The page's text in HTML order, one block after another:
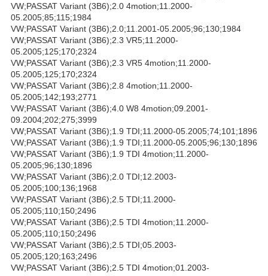
VW;PASSAT Variant (3B6);2.0 4motion;11.2000-
05.2005;85;115;1984
VW;PASSAT Variant (3B6);2.0;11.2001-05.2005;96;130;1984
VW;PASSAT Variant (3B6);2.3 VR5;11.2000-
05.2005;125;170;2324
VW;PASSAT Variant (3B6);2.3 VR5 4motion;11.2000-
05.2005;125;170;2324
VW;PASSAT Variant (3B6);2.8 4motion;11.2000-
05.2005;142;193;2771
VW;PASSAT Variant (3B6);4.0 W8 4motion;09.2001-
09.2004;202;275;3999
VW;PASSAT Variant (3B6);1.9 TDI;11.2000-05.2005;74;101;1896
VW;PASSAT Variant (3B6);1.9 TDI;11.2000-05.2005;96;130;1896
VW;PASSAT Variant (3B6);1.9 TDI 4motion;11.2000-
05.2005;96;130;1896
VW;PASSAT Variant (3B6);2.0 TDI;12.2003-
05.2005;100;136;1968
VW;PASSAT Variant (3B6);2.5 TDI;11.2000-
05.2005;110;150;2496
VW;PASSAT Variant (3B6);2.5 TDI 4motion;11.2000-
05.2005;110;150;2496
VW;PASSAT Variant (3B6);2.5 TDI;05.2003-
05.2005;120;163;2496
VW;PASSAT Variant (3B6);2.5 TDI 4motion;01.2003-